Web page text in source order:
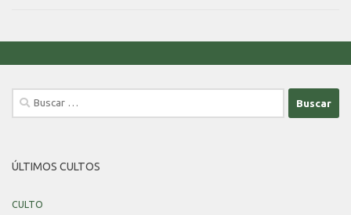
Buscar:
ÚLTIMOS CULTOS
CULTO